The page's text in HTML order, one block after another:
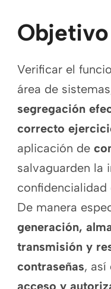
Objetivo
Verificar el
área de
segregación
correcto
aplicación de
salvaguarden la
De manera
generación,
transmisión y
contraseñas, así